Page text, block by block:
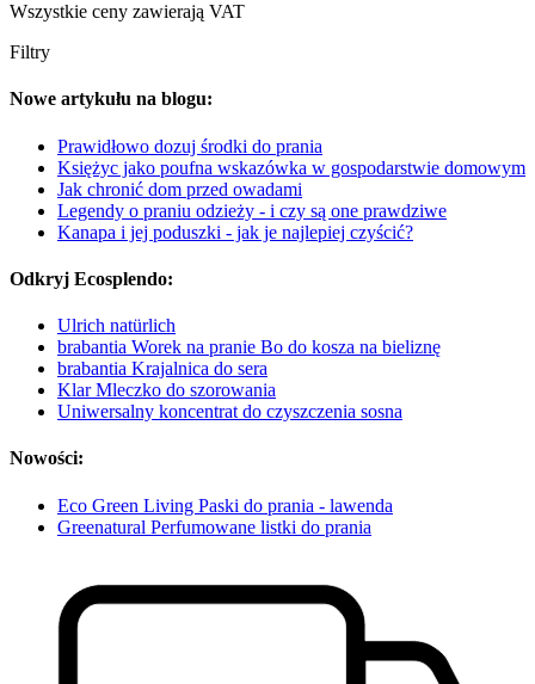
Wszystkie ceny zawierają VAT
Filtry
Nowe artykułu na blogu:
Prawidłowo dozuj środki do prania
Księżyc jako poufna wskazówka w gospodarstwie domowym
Jak chronić dom przed owadami
Legendy o praniu odzieży - i czy są one prawdziwe
Kanapa i jej poduszki - jak je najlepiej czyścić?
Odkryj Ecosplendo:
Ulrich natürlich
brabantia Worek na pranie Bo do kosza na bieliznę
brabantia Krajalnica do sera
Klar Mleczko do szorowania
Uniwersalny koncentrat do czyszczenia sosna
Nowości:
Eco Green Living Paski do prania - lawenda
Greenatural Perfumowane listki do prania